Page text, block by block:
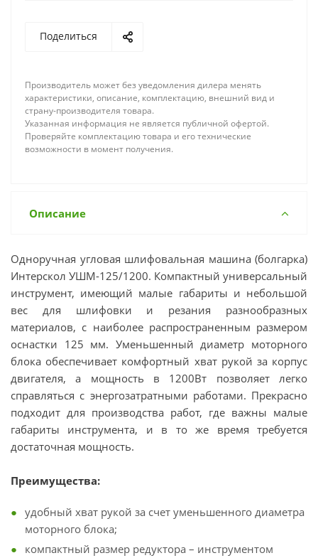
Поделиться
Производитель может без уведомления дилера менять
характеристики, описание, комплектацию, внешний вид и
страну-производителя товара.
Указанная информация не является публичной офертой.
Проверяйте комплектацию товара и его технические
возможности в момент получения.
Описание
Одноручная угловая шлифовальная машина (болгарка)
Интерскол УШМ-125/1200. Компактный универсальный
инструмент, имеющий малые габариты и небольшой
вес для шлифовки и резания разнообразных
материалов, с наиболее распространенным размером
оснастки 125 мм. Уменьшенный диаметр моторного
блока обеспечивает комфортный хват рукой за корпус
двигателя, а мощность в 1200Вт позволяет легко
справляться с энергозатратными работами. Прекрасно
подходит для производства работ, где важны малые
габариты инструмента, и в то же время требуется
достаточная мощность.
Преимущества:
удобный хват рукой за счет уменьшенного диаметра
моторного блока;
компактный размер редуктора – инструментом